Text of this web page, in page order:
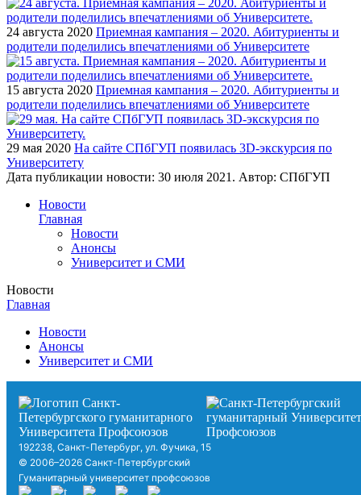
24 августа 2020 Приемная кампания – 2020. Абитуриенты и
родители поделились впечатлениями об Университете
15 августа 2020 Приемная кампания – 2020. Абитуриенты и
родители поделились впечатлениями об Университете
29 мая 2020 На сайте СПбГУП появилась 3D-экскурсия по
Университету
Дата публикации новости: 30 июля 2021 . Автор: СПбГУП
Новости
Главная
Новости
Анонсы
Университет и СМИ
Новости
Главная
Новости
Анонсы
Университет и СМИ
192238, Санкт-Петербург, ул. Фучика, 15
© 2006–2026 Санкт-Петербургский
Гуманитарный университет профсоюзов